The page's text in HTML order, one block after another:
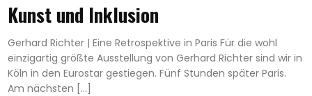
Kunst und Inklusion
Gerhard Richter | Eine Retrospektive in Paris Für die wohl
einzigartig größte Ausstellung von Gerhard Richter sind wir in
Köln in den Eurostar gestiegen. Fünf Stunden später Paris.
Am nächsten […]